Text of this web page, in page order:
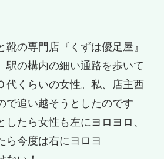
の専門店『くずは優足屋』
駅の構内の細い通路を歩いて
代くらいの女性。私、店主西
で追い越そうとしたのです
したら女性も左にヨロヨロ、
ら今度は右にヨロヨ